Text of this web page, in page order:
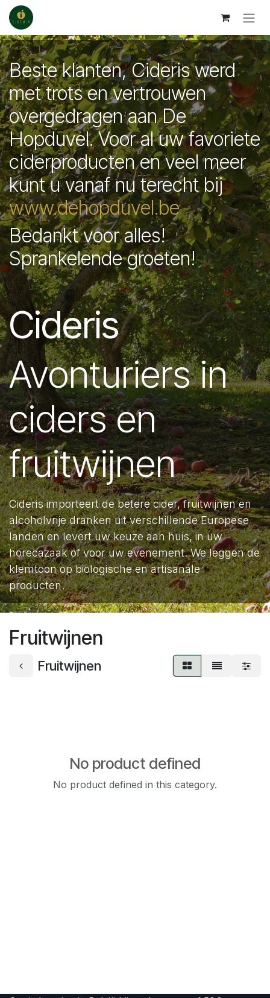
Skip to Content
Beste klanten, Cideris werd
met trots en vertrouwen
overgedragen aan De
Hopduvel. Voor al uw favoriete
ciderproducten en veel meer
kunt u vanaf nu terecht bij
www.dehopduvel.be
Bedankt voor alles!
Sprankelende groeten!
Cideris
Avonturiers in
ciders en
fruitwijnen
Cideris importeert de betere cider, fruitwijnen en
alcoholvrije dranken uit verschillende Europese
landen en levert uw keuze aan huis, in uw
horecazaak of voor uw evenement. We leggen de
klemtoon op biologische en artisanale
producten.
Fruitwijnen
Fruitwijnen
No product defined
No product defined in this category.